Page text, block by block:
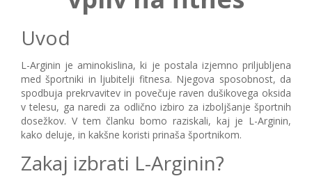
Uvod
L-Arginin je aminokislina, ki je postala izjemno priljubljena
med športniki in ljubitelji fitnesa. Njegova sposobnost, da
spodbuja prekrvavitev in povečuje raven dušikovega oksida
v telesu, ga naredi za odlično izbiro za izboljšanje športnih
dosežkov. V tem članku bomo raziskali, kaj je L-Arginin,
kako deluje, in kakšne koristi prinaša športnikom.
Zakaj izbrati L-Arginin?